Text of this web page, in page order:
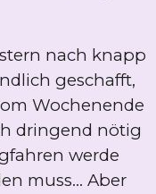
nach knapp
geschafft,
Wochenende
dringend nötig
werde
muss... Aber